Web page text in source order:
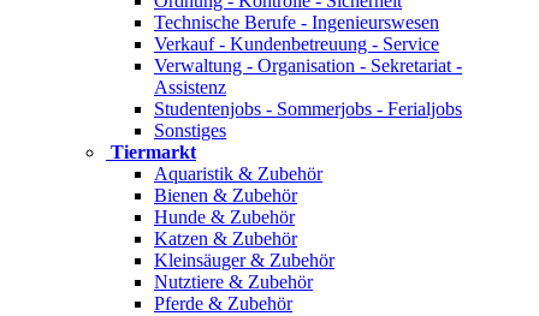
Technische Berufe - Ingenieurswesen
Verkauf - Kundenbetreuung - Service
Verwaltung - Organisation - Sekretariat -
Assistenz
Studentenjobs - Sommerjobs - Ferialjobs
Sonstiges
Tiermarkt
Aquaristik & Zubehör
Bienen & Zubehör
Hunde & Zubehör
Katzen & Zubehör
Kleinsäuger & Zubehör
Nutztiere & Zubehör
Pferde & Zubehör